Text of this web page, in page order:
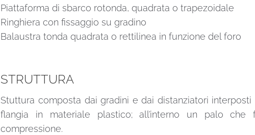
Piattaforma di sbarco rotonda, quadrata o trapezoidale
Ringhiera con fissaggio su gradino
Balaustra tonda quadrata o rettilinea in funzione del foro
STRUTTURA
Stuttura composta dai gradini e dai distanziatori
flangia in materiale plastico; all’interno un palo
compressione.